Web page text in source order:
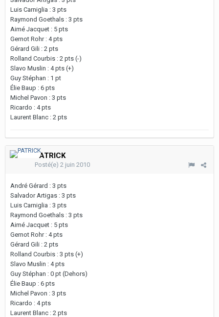
Luis Carniglia : 3 pts
Raymond Goethals : 3 pts
Aimé Jacquet : 5 pts
Gernot Rohr : 4 pts
Gérard Gili : 2 pts
Rolland Courbis : 2 pts (-)
Slavo Muslin : 4 pts (+)
Guy Stéphan : 1 pt
Élie Baup : 6 pts
Michel Pavon : 3 pts
Ricardo : 4 pts
Laurent Blanc : 2 pts
PATRICK
Posté(e) 2 juin 2010
André Gérard : 3 pts
Salvador Artigas : 3 pts
Luis Carniglia : 3 pts
Raymond Goethals : 3 pts
Aimé Jacquet : 5 pts
Gernot Rohr : 4 pts
Gérard Gili : 2 pts
Rolland Courbis : 3 pts (+)
Slavo Muslin : 4 pts
Guy Stéphan : 0 pt (Dehors)
Élie Baup : 6 pts
Michel Pavon : 3 pts
Ricardo : 4 pts
Laurent Blanc : 2 pts